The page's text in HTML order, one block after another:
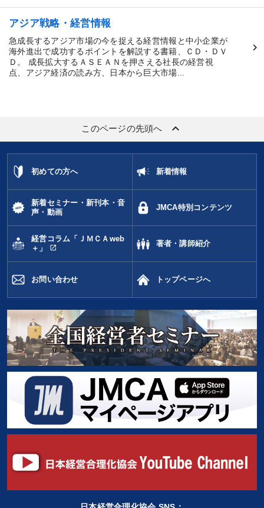
アジア戦略・経営情報
急成長するアジア市場の今を捉える経営情報と中小企業が
海外進出で成功するポイントを解説する書籍、ＣＤ・ＤＶ
Ｄ。 成長拡大するＡＳＥＡＮを押さえる社長の経営視
点、アジア経済の読み方、日本から巨大市場...
このページの先頭へ keyboard_arrow_up
初めての方へ 新着情報
新着セミナー・新刊本・音
声・動画
JMCA特別コンテンツ
経営コラム「ＪＭＣＡweb
＋」
open_in_new
著者・講師紹介
お問い合わせ トップページへ